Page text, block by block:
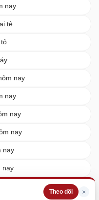
Theo dõi ×
nay
tệ
nay
nay
nay
nay
nay
nay